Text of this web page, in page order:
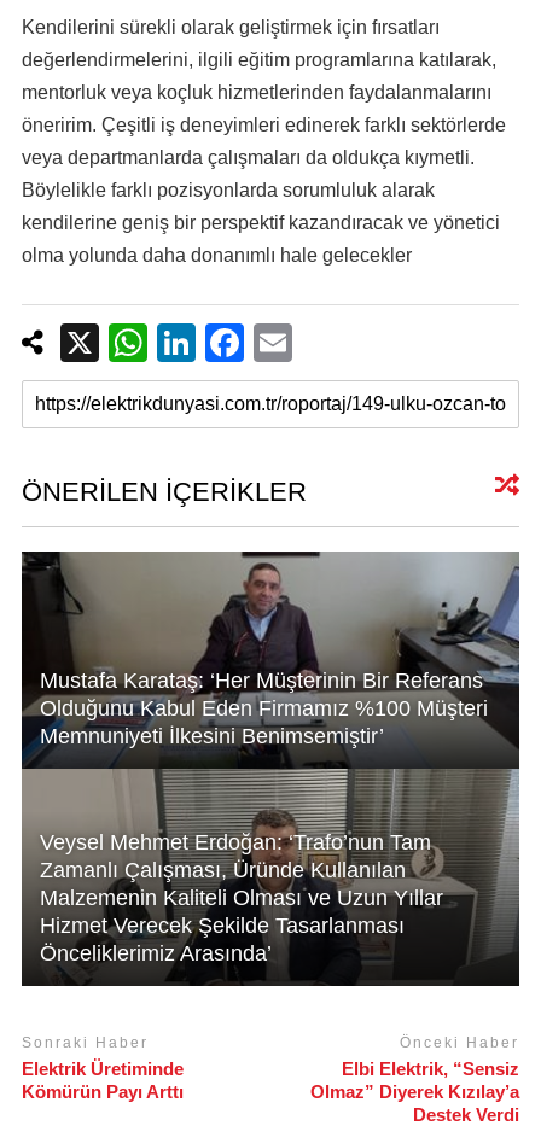
Kendilerini sürekli olarak geliştirmek için fırsatları
değerlendirmelerini, ilgili eğitim programlarına katılarak,
mentorluk veya koçluk hizmetlerinden faydalanmalarını
öneririm. Çeşitli iş deneyimleri edinerek farklı sektörlerde
veya departmanlarda çalışmaları da oldukça kıymetli.
Böylelikle farklı pozisyonlarda sorumluluk alarak
kendilerine geniş bir perspektif kazandıracak ve yönetici
olma yolunda daha donanımlı hale gelecekler
X
W
h
at
A
p
Li
n
k
dI
n
F
a
c
b
o
o
k
m
ail
ÖNERİLEN İÇERİKLER
Mustafa Karataş: ‘Her Müşterinin Bir Referans
Olduğunu Kabul Eden Firmamız %100 Müşteri
Memnuniyeti İlkesini Benimsemiştir’
Veysel Mehmet Erdoğan: ‘Trafo’nun Tam
Zamanlı Çalışması, Üründe Kullanılan
Malzemenin Kaliteli Olması ve Uzun Yıllar
Hizmet Verecek Şekilde Tasarlanması
Önceliklerimiz Arasında’
Sonraki Haber
Elektrik Üretiminde
Kömürün Payı Arttı
Önceki Haber
Elbi Elektrik, “Sensiz
Olmaz” Diyerek Kızılay’a
Destek Verdi